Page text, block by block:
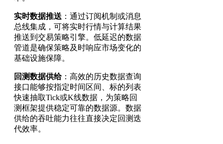
实时数据推送 ：通过订阅机制或消息
总线集成，可将实时行情与计算结果
推送到交易策略引擎。低延迟的数据
管道是确保策略及时响应市场变化的
基础设施保障。
回测数据供给：高效的历史数据查询
接口能够按指定时间区间、标的列表
快速抽取Tick或K线数据，为策略回
测框架提供稳定可靠的数据源。数据
供给的吞吐能力往往直接决定回测迭
代效率。